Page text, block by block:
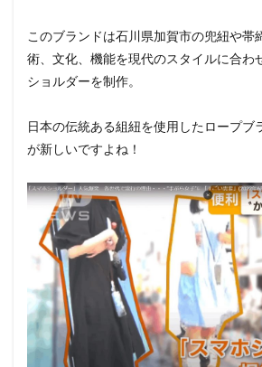
このブランドは石川県加賀市の兜紐や帯
術、文化、機能を現代のスタイルに合わ
ショルダーを制作。
日本の伝統ある組紐を使用したロープブ
が新しいですよね！